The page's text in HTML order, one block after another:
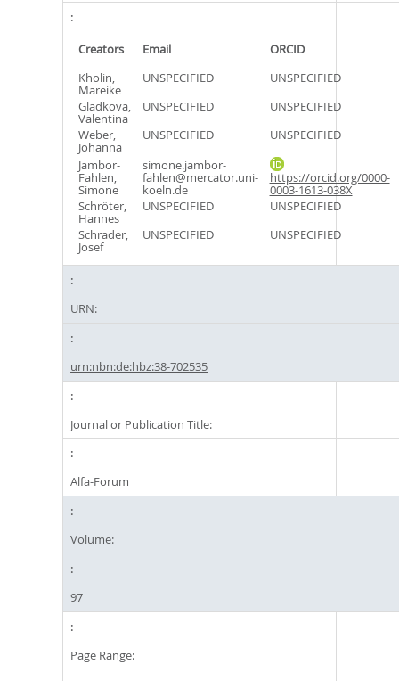
Creators Email
ORCID
Kholin,
Mareike
UNSPECIFIED
UNSPECIFIED
Gladkova,
Valentina
UNSPECIFIED
UNSPECIFIED
Weber,
Johanna
UNSPECIFIED
UNSPECIFIED
Jambor-
Fahlen,
Simone
simone.jambor-
fahlen@mercator.uni-
koeln.de
https://orcid.org/0000-
0003-1613-038X
Schröter,
Hannes
UNSPECIFIED
UNSPECIFIED
Schrader,
Josef
UNSPECIFIED UNSPECIFIED
URN:
urn:nbn:de:hbz:38-702535
Journal or Publication Title:
Alfa-Forum
Volume:
97
Page Range: